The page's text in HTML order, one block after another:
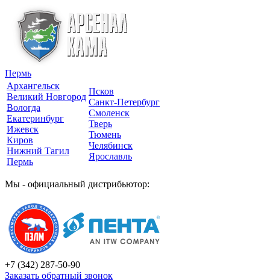
Пермь
Архангельск
Великий Новгород
Вологда
Екатеринбург
Ижевск
Киров
Нижний Тагил
Пермь
Псков
Санкт-Петербург
Смоленск
Тверь
Тюмень
Челябинск
Ярославль
Мы - официальный дистрибьютор:
+7 (342) 287-50-90
Заказать обратный звонок